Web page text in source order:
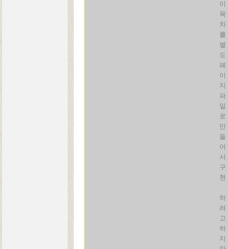
이
목
차
를
별
도
페
이
지
파
일
로
만
들
어
서
구
현
하
려
고
하
지